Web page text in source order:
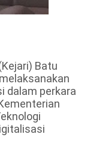
Batu
dalam perkara